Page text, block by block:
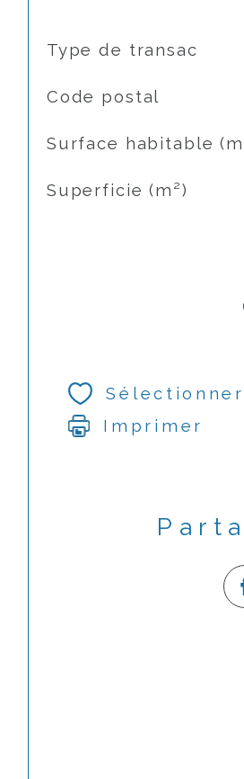
Type de transac
Code postal
Surface habitable
Superficie (m²)
Sélectionner
Imprimer